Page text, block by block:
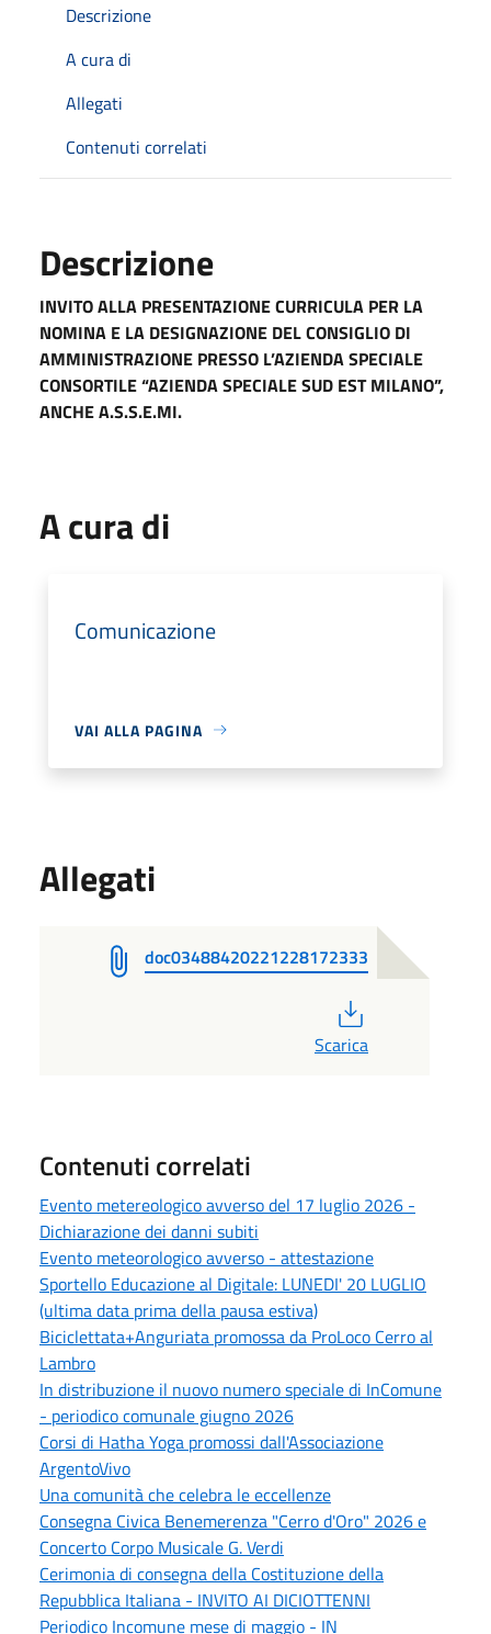
Descrizione
A cura di
Allegati
Contenuti correlati
Descrizione
INVITO ALLA PRESENTAZIONE CURRICULA PER LA
NOMINA E LA DESIGNAZIONE DEL CONSIGLIO DI
AMMINISTRAZIONE PRESSO L’AZIENDA SPECIALE
CONSORTILE “AZIENDA SPECIALE SUD EST MILANO”,
ANCHE A.S.S.E.MI.
A cura di
Comunicazione
VAI ALLA PAGINA
Allegati
doc03488420221228172333
Scarica
Contenuti correlati
Evento metereologico avverso del 17 luglio 2026 -
Dichiarazione dei danni subiti
Evento meteorologico avverso - attestazione
Sportello Educazione al Digitale: LUNEDI' 20 LUGLIO
(ultima data prima della pausa estiva)
Biciclettata+Anguriata promossa da ProLoco Cerro al
Lambro
In distribuzione il nuovo numero speciale di InComune
- periodico comunale giugno 2026
Corsi di Hatha Yoga promossi dall'Associazione
ArgentoVivo
Una comunità che celebra le eccellenze
Consegna Civica Benemerenza "Cerro d'Oro" 2026 e
Concerto Corpo Musicale G. Verdi
Cerimonia di consegna della Costituzione della
Repubblica Italiana - INVITO AI DICIOTTENNI
Periodico Incomune mese di maggio - IN